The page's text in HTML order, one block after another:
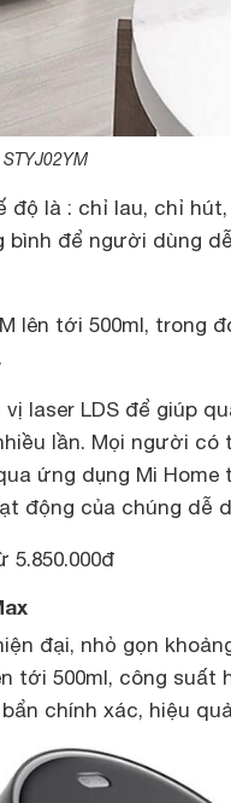
là : chỉ lau, chỉ
bình để người dùng
lên tới 500ml, trong
laser LDS để giúp
lần. Mọi người có
ứng dụng Mi Home
động của chúng dễ
5.850.000đ
đại, nhỏ gọn
tới 500ml, công suất
chính xác, hiệu